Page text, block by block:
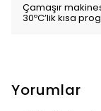
Çamaşır
30ºC’lik kısa
Yorumlar